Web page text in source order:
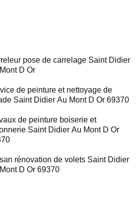
pose de carrelage Saint Didier
D Or
de peinture et nettoyage de
Saint Didier Au Mont D Or 69370
de peinture boiserie et
Saint Didier Au Mont D Or
rénovation de volets Saint Didier
D Or 69370